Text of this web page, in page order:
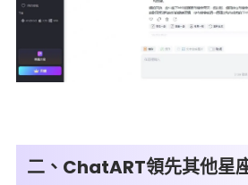
二、ChatART領先其他星